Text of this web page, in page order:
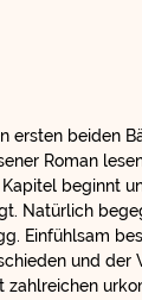
ersten beiden
Roman
beginnt
Natürlich
Einfühlsam
und der
zahlreichen